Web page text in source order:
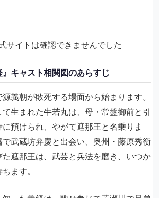
サイトは確認できませんでした
キャスト相関図のあらすじ
義朝が敗死する場面から始まります。
生まれた牛若丸は、母・常盤御前と引
預けられ、やがて遮那王と名乗りま
武蔵坊弁慶と出会い、奥州・藤原秀衡
遮那王は、武芸と兵法を磨き、いつか
ます。